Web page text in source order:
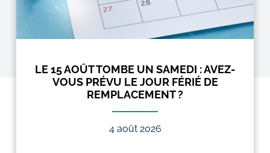
LE 15 AOÛT TOMBE UN SAMEDI : AVEZ-
VOUS PRÉVU LE JOUR FÉRIÉ DE
REMPLACEMENT ?
4 août 2026